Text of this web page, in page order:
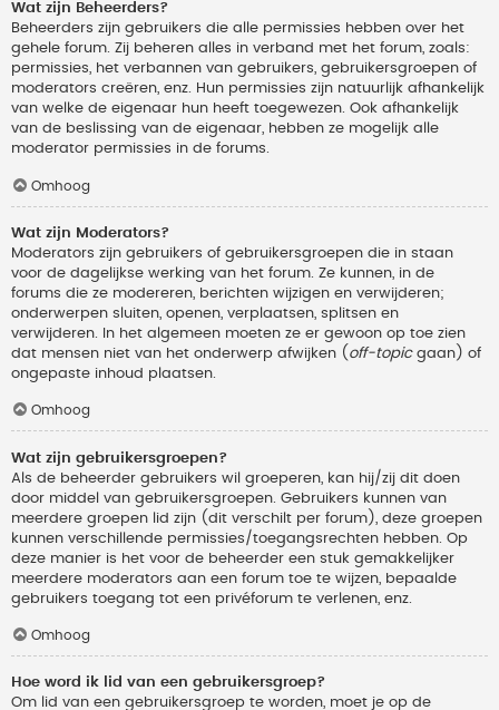
Wat zijn Beheerders?
Beheerders zijn gebruikers die alle permissies hebben over het
gehele forum. Zij beheren alles in verband met het forum, zoals:
permissies, het verbannen van gebruikers, gebruikersgroepen of
moderators creëren, enz. Hun permissies zijn natuurlijk afhankelijk
van welke de eigenaar hun heeft toegewezen. Ook afhankelijk
van de beslissing van de eigenaar, hebben ze mogelijk alle
moderator permissies in de forums.
Omhoog
Wat zijn Moderators?
Moderators zijn gebruikers of gebruikersgroepen die in staan
voor de dagelijkse werking van het forum. Ze kunnen, in de
forums die ze modereren, berichten wijzigen en verwijderen;
onderwerpen sluiten, openen, verplaatsen, splitsen en
verwijderen. In het algemeen moeten ze er gewoon op toe zien
dat mensen niet van het onderwerp afwijken ( off-topicgaan) of
ongepaste inhoud plaatsen.
Omhoog
Wat zijn gebruikersgroepen?
Als de beheerder gebruikers wil groeperen, kan hij/zij dit doen
door middel van gebruikersgroepen. Gebruikers kunnen van
meerdere groepen lid zijn (dit verschilt per forum), deze groepen
kunnen verschillende permissies/toegangsrechten hebben. Op
deze manier is het voor de beheerder een stuk gemakkelijker
meerdere moderators aan een forum toe te wijzen, bepaalde
gebruikers toegang tot een privéforum te verlenen, enz.
Omhoog
Hoe word ik lid van een gebruikersgroep?
Om lid van een gebruikersgroep te worden, moet je op de